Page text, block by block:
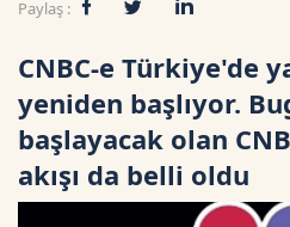
Paylaş :
CNBC-e Türkiye'de
yeniden başlıyor.
başlayacak olan
akışı da belli oldu